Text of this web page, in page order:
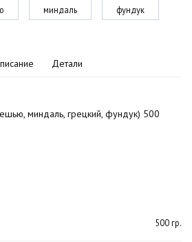
миндаль фундук
Детали
миндаль, грецкий, фундук) 500
500 гр.